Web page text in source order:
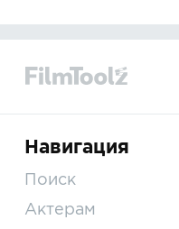
Навигация
Поиск
Актерам